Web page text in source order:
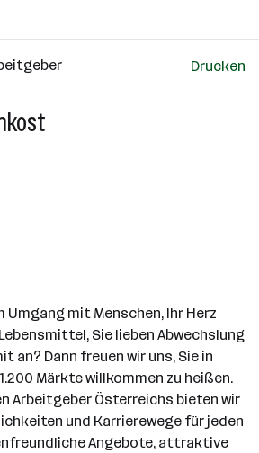
Drucken
Umgang mit Menschen, Ihr Herz
Sie lieben Abwechslung
an? Dann freuen wir uns, Sie in
Märkte willkommen zu heißen.
Arbeitgeber Österreichs bieten wir
und Karrierewege für jeden
Angebote, attraktive